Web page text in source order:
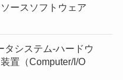
ースソフトウェア
タシステム-ハードウ
置（Computer/I/O